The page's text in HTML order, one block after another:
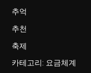
추억
추천
축제
카테고리: 요금체계